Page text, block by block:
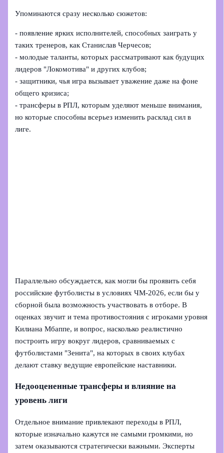
Упоминаются сразу несколько сюжетов:
- появление ярких исполнителей, способных заиграть у
таких тренеров, как Станислав Черчесов;
- молодые таланты, которых рассматривают как будущих
лидеров "Локомотива" и других клубов;
- защитники, чья игра вызывает уважение даже на фоне
общего кризиса;
- трансферы в РПЛ, которым уделяют меньше внимания,
но которые способны всерьез изменить расклад сил в
лиге.
Параллельно обсуждается, как могли бы проявить себя
российские футболисты в условиях ЧМ-2026, если бы у
сборной была возможность участвовать в отборе. В
оценках звучит и тема противостояния с игроками уровня
Килиана Мбаппе, и вопрос, насколько реалистично
построить игру вокруг лидеров, сравниваемых с
футболистами "Зенита", на которых в своих клубах
делают ставку ведущие европейские наставники.
Недооцененные трансферы и влияние на
уровень лиги
Отдельное внимание привлекают переходы в РПЛ,
которые изначально кажутся не самыми громкими, но
затем оказываются стратегически важными. Эксперты